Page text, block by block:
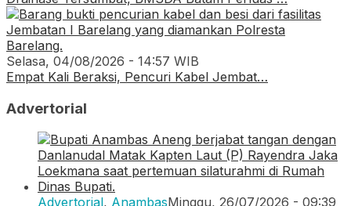
Selasa, 04/08/2026 - 14:57 WIB
Empat Kali Beraksi, Pencuri Kabel Jembat…
Advertorial
Advertorial, AnambasMinggu, 26/07/2026 - 09:39